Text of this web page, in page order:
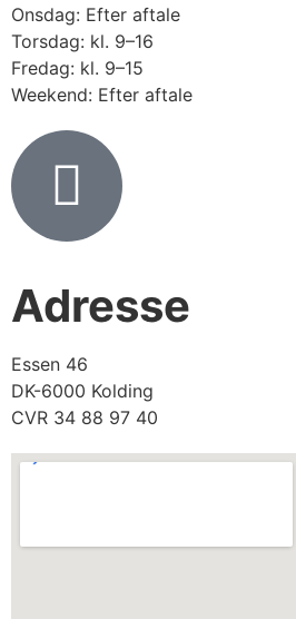
Onsdag: Efter aftale
Torsdag: kl. 9–16
Fredag: kl. 9–15
Weekend: Efter aftale
Adresse
Essen 46
DK-6000 Kolding
CVR 34 88 97 40